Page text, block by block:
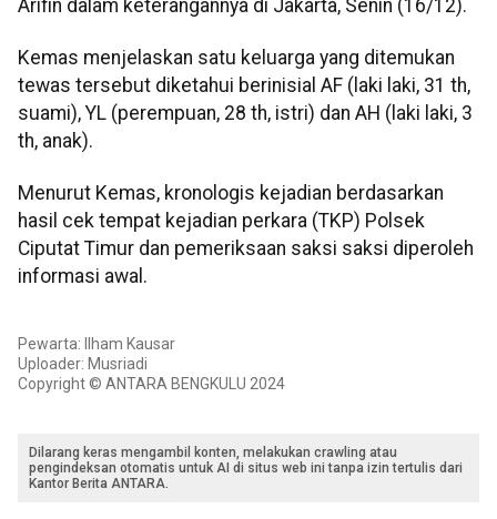
Arifin dalam keterangannya di Jakarta, Senin (16/12).
Kemas menjelaskan satu keluarga yang ditemukan
tewas tersebut diketahui berinisial AF (laki laki, 31 th,
suami), YL (perempuan, 28 th, istri) dan AH (laki laki, 3
th, anak).
Menurut Kemas, kronologis kejadian berdasarkan
hasil cek tempat kejadian perkara (TKP) Polsek
Ciputat Timur dan pemeriksaan saksi saksi diperoleh
informasi awal.
Pewarta: Ilham Kausar
Uploader: Musriadi
Copyright © ANTARA BENGKULU 2024
Dilarang keras mengambil konten, melakukan crawling atau
pengindeksan otomatis untuk AI di situs web ini tanpa izin tertulis dari
Kantor Berita ANTARA.